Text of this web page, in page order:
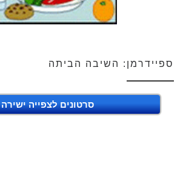
ספיידרמן: השיבה הביתה
סרטונים לצפייה ישירה